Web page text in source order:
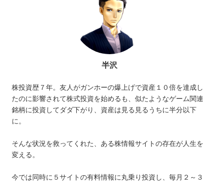
半沢
株投資歴７年。友人がガンホーの爆上げで資産１０倍を達成し
たのに影響されて株式投資を始めるも、似たようなゲーム関連
銘柄に投資してダダ下がり、資産は見る見るうちに半分以下
に。
そんな状況を救ってくれた、ある株情報サイトの存在が人生を
変える。
今では同時に５サイトの有料情報に丸乗り投資し、毎月２～３